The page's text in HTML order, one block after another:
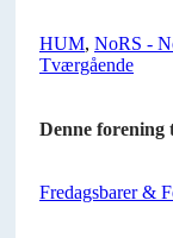
HUM, NoRS -
Tværgående
Denne
Fredagsbarer &